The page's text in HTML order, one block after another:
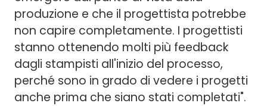
produzione e che il progettista potrebbe
non capire completamente. I progettisti
stanno ottenendo molti più feedback
dagli stampisti all'inizio del processo,
perché sono in grado di vedere i progetti
anche prima che siano stati completati".